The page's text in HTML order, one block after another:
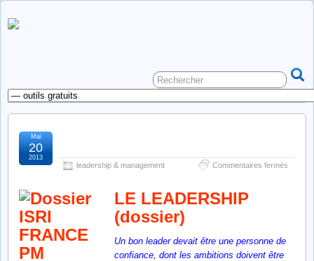
leadership & management Commentaires fermés
Mai
20
2013
LE LEADERSHIP
(dossier)
Un bon leader devait être une personne de
confiance, dont les ambitions doivent être